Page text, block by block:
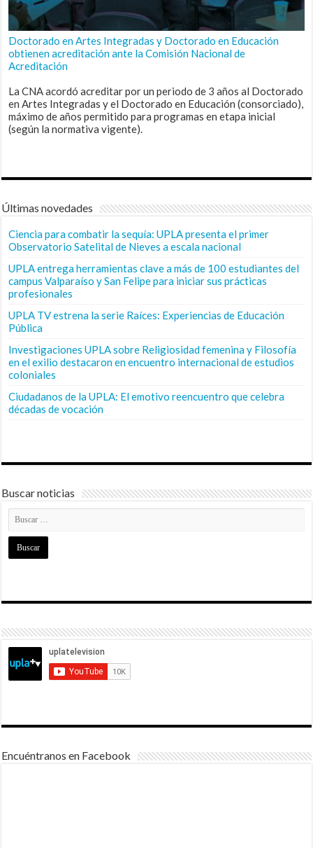
Doctorado en Artes Integradas y Doctorado en Educación
obtienen acreditación ante la Comisión Nacional de
Acreditación
La CNA acordó acreditar por un periodo de 3 años al Doctorado
en Artes Integradas y el Doctorado en Educación (consorciado),
máximo de años permitido para programas en etapa inicial
(según la normativa vigente).
Últimas novedades
Ciencia para combatir la sequía: UPLA presenta el primer
Observatorio Satelital de Nieves a escala nacional
UPLA entrega herramientas clave a más de 100 estudiantes del
campus Valparaíso y San Felipe para iniciar sus prácticas
profesionales
UPLA TV estrena la serie Raíces: Experiencias de Educación
Pública
Investigaciones UPLA sobre Religiosidad femenina y Filosofía
en el exilio destacaron en encuentro internacional de estudios
coloniales
Ciudadanos de la UPLA: El emotivo reencuentro que celebra
décadas de vocación
Buscar noticias
Encuéntranos en Facebook